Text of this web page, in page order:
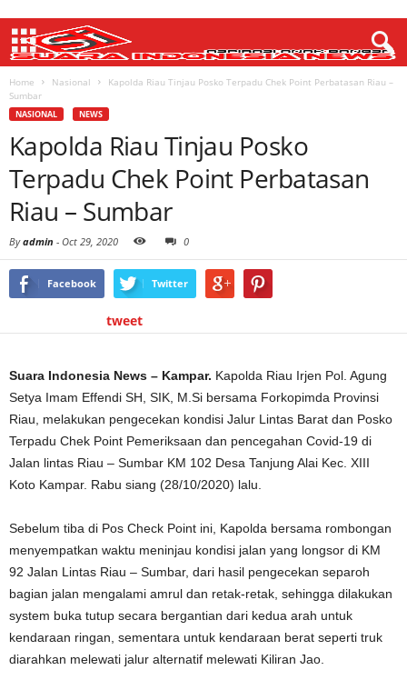
Home Nasional
Kapolda Riau Tinjau Posko Terpadu Chek Point Perbatasan Riau –
Sumbar
NASIONAL NEWS
Kapolda Riau Tinjau Posko
Terpadu Chek Point Perbatasan
Riau – Sumbar
Byadmin - Oct 29, 2020 0
Facebook Twitter
tweet
Suara Indonesia News – Kampar. Kapolda Riau Irjen Pol. Agung
Setya Imam Effendi SH, SIK, M.Si bersama Forkopimda Provinsi
Riau, melakukan pengecekan kondisi Jalur Lintas Barat dan Posko
Terpadu Chek Point Pemeriksaan dan pencegahan Covid-19 di
Jalan lintas Riau – Sumbar KM 102 Desa Tanjung Alai Kec. XIII
Koto Kampar. Rabu siang (28/10/2020) lalu.
Sebelum tiba di Pos Check Point ini, Kapolda bersama rombongan
menyempatkan waktu meninjau kondisi jalan yang longsor di KM
92 Jalan Lintas Riau – Sumbar, dari hasil pengecekan separoh
bagian jalan mengalami amrul dan retak-retak, sehingga dilakukan
system buka tutup secara bergantian dari kedua arah untuk
kendaraan ringan, sementara untuk kendaraan berat seperti truk
diarahkan melewati jalur alternatif melewati Kiliran Jao.